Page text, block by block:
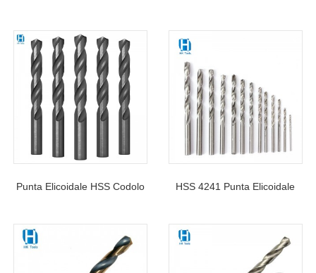
Cobalt Codolo Cilindrico Per
Foratura Metalli Dimensioni 1/16 "- 1"
Punta Elicoidale HSS Codolo
Metallo Duro, Ghisa, 1-20
HSS 4241 Punta Elicoidale
Rame Alluminio Legno E